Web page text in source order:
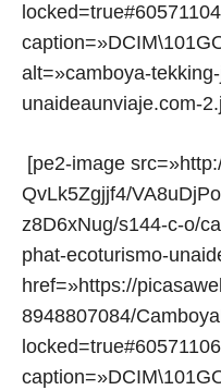
alt=»camboya-
unaideaunviaje.com-
[pe2-image
QvLk5Zgjjf4/
z8D6xNug/s144-c-o/
phat-ecoturismo-
href=»https://
8948807084/